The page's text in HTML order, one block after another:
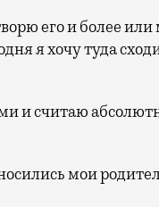
его и более или
я хочу туда
и считаю
мои